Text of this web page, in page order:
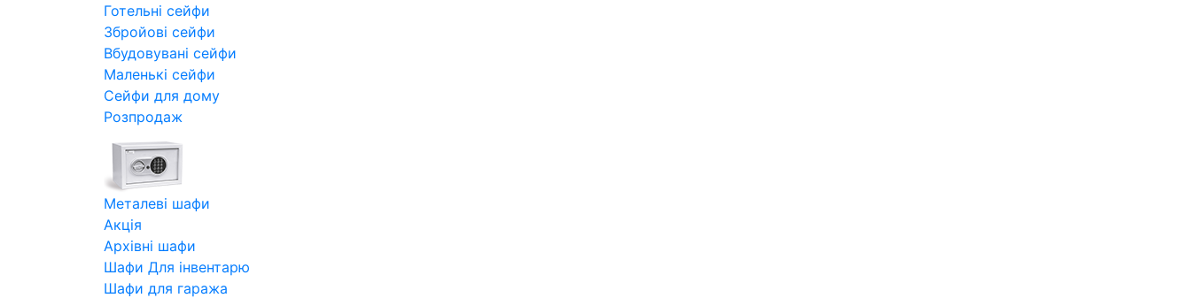
Готельні сейфи
Збройові сейфи
Вбудовувані сейфи
Маленькі сейфи
Сейфи для дому
Розпродаж
Металеві шафи
Акція
Архівні шафи
Шафи Для інвентарю
Шафи для гаража